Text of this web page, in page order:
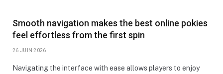
Smooth navigation makes the best online pokies
feel effortless from the first spin
26 JUIN 2026
Navigating the interface with ease allows players to enjoy